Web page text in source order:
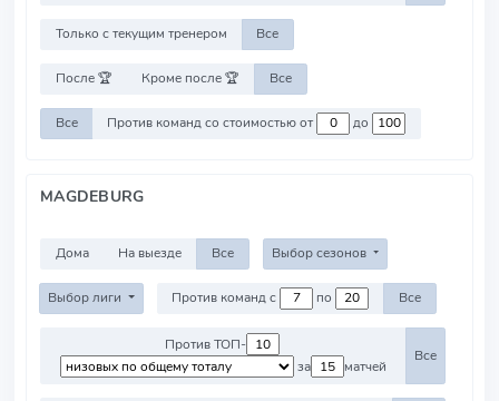
Только с текущим тренером Все
После 🏆 Кроме после 🏆 Все
Все Против команд со стоимостью от до
MAGDEBURG
Дома На выезде Все Выбор сезонов
Выбор лиги Против команд с по Все
Против ТОП-
за
матчей
Все